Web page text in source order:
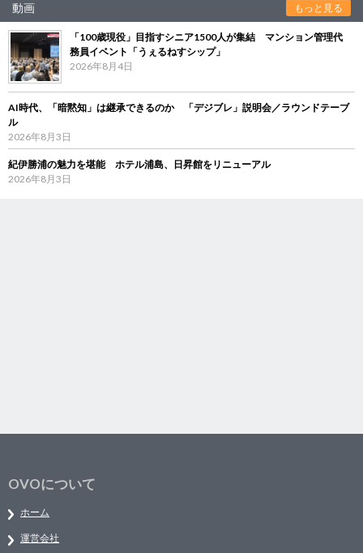
動画 もっと見る
「100歳現役」目指すシニア1500人が集結 マンション管理代
務員イベント「うぇるねすシップ」
2026年8月4日
AI時代、「暗黙知」は継承できるのか 「デジブレ」説明会／ラウンドテーブ
ル
2026年8月3日
紀伊勝浦の魅力を堪能 ホテル浦島、日昇館をリニューアル
2026年8月3日
OVOについて
ホーム
運営会社